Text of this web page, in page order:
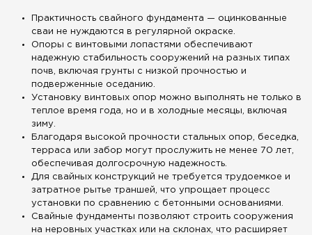
Практичность свайного фундамента — оцинкованные
сваи не нуждаются в регулярной окраске.
Опоры с винтовыми лопастями обеспечивают
надежную стабильность сооружений на разных типах
почв, включая грунты с низкой прочностью и
подверженные оседанию.
Установку винтовых опор можно выполнять не только в
теплое время года, но и в холодные месяцы, включая
зиму.
Благодаря высокой прочности стальных опор, беседка,
терраса или забор могут прослужить не менее 70 лет,
обеспечивая долгосрочную надежность.
Для свайных конструкций не требуется трудоемкое и
затратное рытье траншей, что упрощает процесс
установки по сравнению с бетонными основаниями.
Свайные фундаменты позволяют строить сооружения
на неровных участках или на склонах, что расширяет